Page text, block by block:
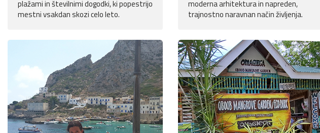
plažami in številnimi dogodki, ki popestrijo
mestni vsakdan skozi celo leto.
moderna arhitektura in napreden,
trajnostno naravnan način življenja.